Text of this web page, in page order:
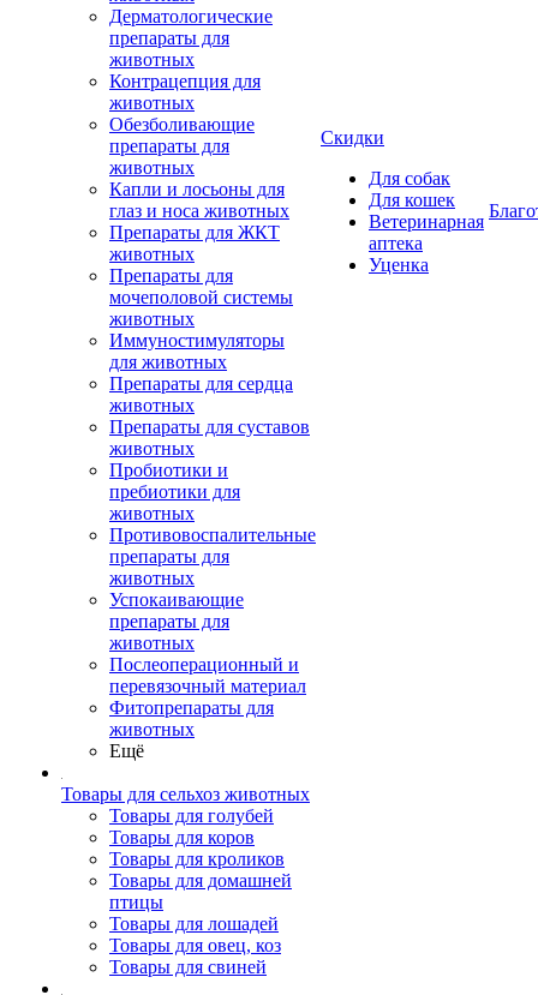
Дерматологические
препараты для
животных
Контрацепция для
животных
Обезболивающие
препараты для
животных
Капли и лосьоны для
глаз и носа животных
Препараты для ЖКТ
животных
Препараты для
мочеполовой системы
животных
Иммуностимуляторы
для животных
Препараты для сердца
животных
Препараты для суставов
животных
Пробиотики и
пребиотики для
животных
Противовоспалительные
препараты для
животных
Успокаивающие
препараты для
животных
Послеоперационный и
перевязочный материал
Фитопрепараты для
животных
Ещё
Товары для сельхоз животных
Товары для голубей
Товары для коров
Товары для кроликов
Товары для домашней
птицы
Товары для лошадей
Товары для овец, коз
Товары для свиней
Скидки
Для собак
Для кошек
Ветеринарная
аптека
Уценка